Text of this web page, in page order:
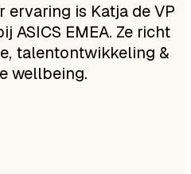
ervaring is Katja de VP
ASICS EMEA. Ze richt
talentontwikkeling &
wellbeing.